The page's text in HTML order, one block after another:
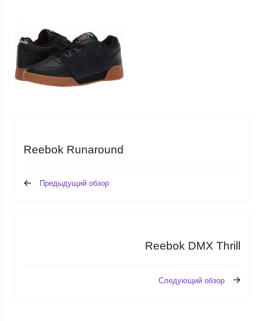
Reebok Runaround
Предыдущий обзор
Reebok DMX Thrill
Следующий обзор